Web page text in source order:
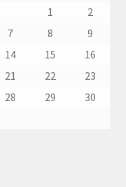
1
2
7 8
9
14 15
16
21 22
23
28 29
30